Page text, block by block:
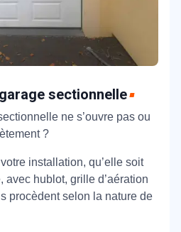
sectionnelle
ne s’ouvre pas ou
?
installation, qu’elle soit
avec hublot, grille d’aération
procèdent selon la nature de